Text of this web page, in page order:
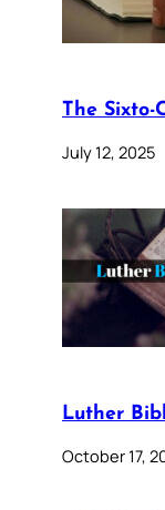
The Sixto-
July 12, 2025
Luther
October 17,